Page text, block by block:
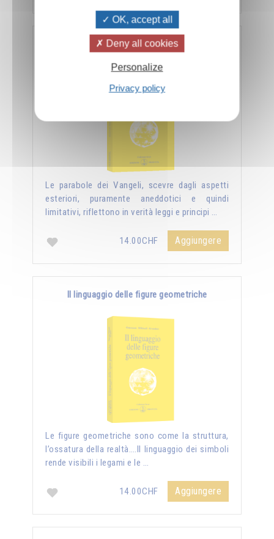
Nuova luce sui vangeli
Le parabole dei Vangeli, scevre dagli aspetti
esteriori, puramente aneddotici e quindi
limitativi, riflettono in verità leggi e principi …
14.00CHF Aggiungere
Il linguaggio delle figure geometriche
Le figure geometriche sono come la struttura,
l’ossatura della realtà….Il linguaggio dei simboli
rende visibili i legami e le …
14.00CHF Aggiungere
OK, accept all
Deny all cookies
Personalize
Privacy policy